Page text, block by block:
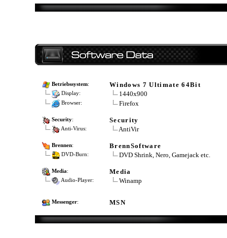
Betriebssystem: Windows 7 Ultimate 64Bit
Display: 1440x900
Browser: Firefox
Security: Security
Anti-Virus: AntiVir
Brennen: BrennSoftware
DVD-Burn: DVD Shrink, Nero, Gamejack etc.
Media: Media
Audio-Player: Winamp
Messenger: MSN